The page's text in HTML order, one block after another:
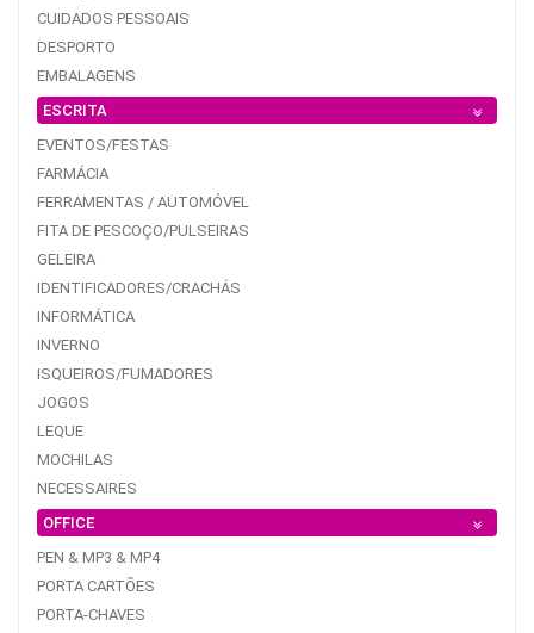
CUIDADOS PESSOAIS
DESPORTO
EMBALAGENS
ESCRITA
EVENTOS/FESTAS
FARMÁCIA
FERRAMENTAS / AUTOMÓVEL
FITA DE PESCOÇO/PULSEIRAS
GELEIRA
IDENTIFICADORES/CRACHÁS
INFORMÁTICA
INVERNO
ISQUEIROS/FUMADORES
JOGOS
LEQUE
MOCHILAS
NECESSAIRES
OFFICE
PEN & MP3 & MP4
PORTA CARTÕES
PORTA-CHAVES